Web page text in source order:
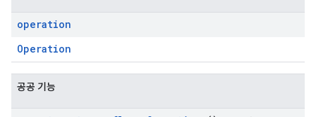
operation
Operation
공공 기능